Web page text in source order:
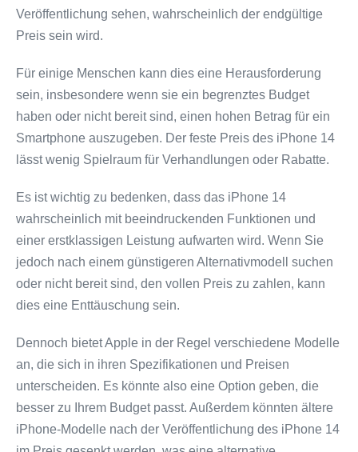
Veröffentlichung sehen, wahrscheinlich der endgültige
Preis sein wird.
Für einige Menschen kann dies eine Herausforderung
sein, insbesondere wenn sie ein begrenztes Budget
haben oder nicht bereit sind, einen hohen Betrag für ein
Smartphone auszugeben. Der feste Preis des iPhone 14
lässt wenig Spielraum für Verhandlungen oder Rabatte.
Es ist wichtig zu bedenken, dass das iPhone 14
wahrscheinlich mit beeindruckenden Funktionen und
einer erstklassigen Leistung aufwarten wird. Wenn Sie
jedoch nach einem günstigeren Alternativmodell suchen
oder nicht bereit sind, den vollen Preis zu zahlen, kann
dies eine Enttäuschung sein.
Dennoch bietet Apple in der Regel verschiedene Modelle
an, die sich in ihren Spezifikationen und Preisen
unterscheiden. Es könnte also eine Option geben, die
besser zu Ihrem Budget passt. Außerdem könnten ältere
iPhone-Modelle nach der Veröffentlichung des iPhone 14